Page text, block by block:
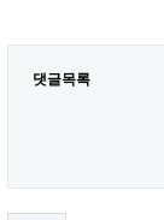
댓글목록